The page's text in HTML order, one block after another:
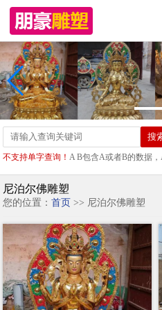
不支持单字查询！A B包含A或者B的数据
尼泊尔佛雕塑
您的位置：首页 >> 尼泊尔佛雕塑